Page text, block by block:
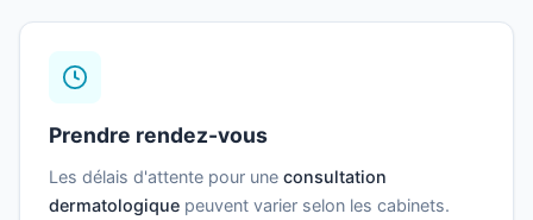
Prendre rendez-vous
Les délais d'attente pour une consultation
dermatologique peuvent varier selon les cabinets.